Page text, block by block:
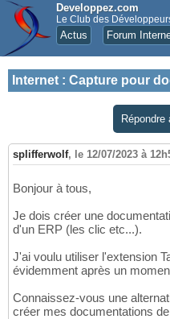
Developpez.com
Le Club des
Actus Forum
Internet : Capture pour
splifferwolf, le 12/07/2023 à
Bonjour à tous,
Je dois créer une
d'un ERP (les clic etc...).
J'ai voulu utiliser l'extension
évidemment après un
Connaissez-vous une
créer mes documentations